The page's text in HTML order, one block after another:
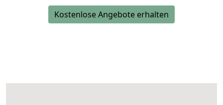
Kostenlose Angebote erhalten